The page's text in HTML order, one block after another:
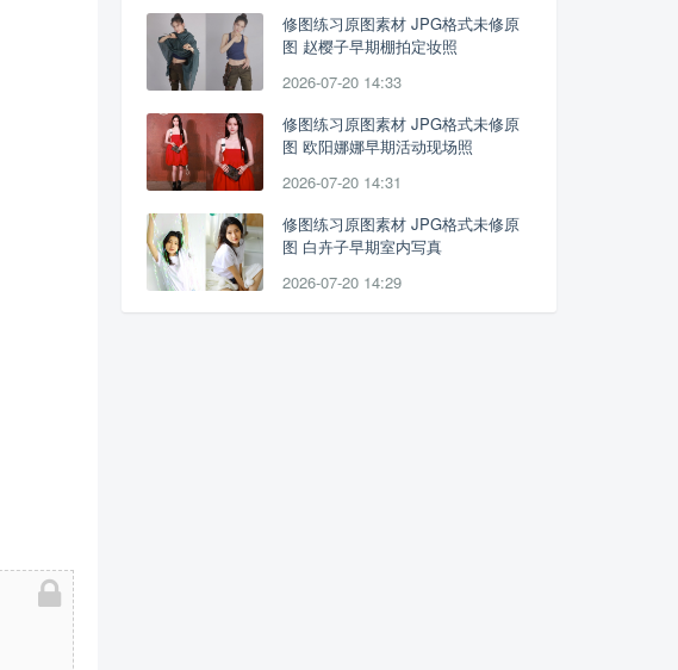
修图练习原图素材 JPG格式未修原
图 赵樱子早期棚拍定妆照
2026-07-20 14:33
修图练习原图素材 JPG格式未修原
图 欧阳娜娜早期活动现场照
2026-07-20 14:31
修图练习原图素材 JPG格式未修原
图 白卉子早期室内写真
2026-07-20 14:29